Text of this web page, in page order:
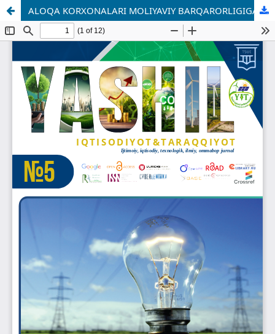
ALOQA KORXONALARI MOLIYAVIY BARQARORLIGIGA TA’SIR ETUVCHI OMILLARNING EKONOMETRIK TAHLILI VA PROGNOZLARI